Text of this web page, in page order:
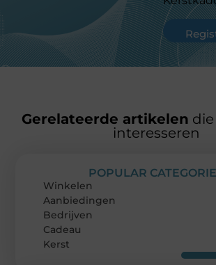
Gerelateerde artikelen
interesseren
POPULAR
Winkelen
Aanbiedingen
Bedrijven
Cadeau
Kerst